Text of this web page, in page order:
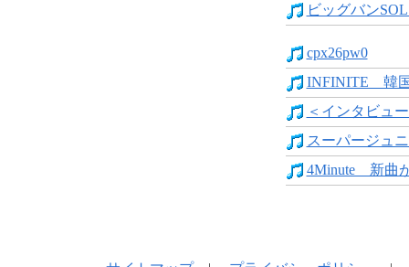
ビッグバン
cpx26pw0
INFINITE 韓
＜インタビュ
スーパージュ
4Minute 新曲